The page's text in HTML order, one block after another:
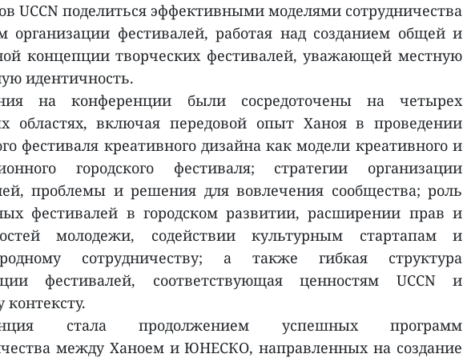
UCCN поделиться эффективными моделями сотрудничества
организации фестивалей, работая над созданием общей и
концепции творческих фестивалей, уважающей местную
идентичность.
на конференции были сосредоточены на четырех
областях, включая передовой опыт Ханоя в проведении
фестиваля креативного дизайна как модели креативного и
городского фестиваля; стратегии организации
проблемы и решения для вовлечения сообщества; роль
фестивалей в городском развитии, расширении прав и
молодежи, содействии культурным стартапам и
сотрудничеству; а также гибкая структура
фестивалей, соответствующая ценностям UCCN и
контексту.
стала продолжением успешных программ
между Ханоем и ЮНЕСКО, направленных на создание